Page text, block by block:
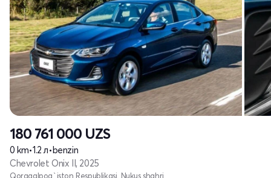
180 761 000 UZS
0 km•1.2 л•benzin
Chevrolet Onix II, 2025
Qoraqalpog`iston Respublikasi, Nukus shahri